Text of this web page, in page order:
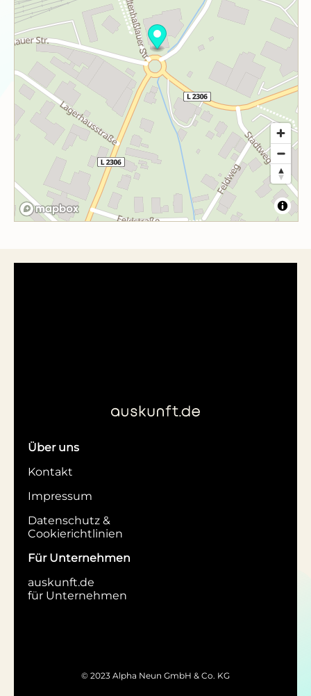
Über uns
Kontakt
Impressum
Datenschutz &
Cookierichtlinien
Für Unternehmen
auskunft.de
für Unternehmen
© 2023 Alpha Neun GmbH & Co. KG